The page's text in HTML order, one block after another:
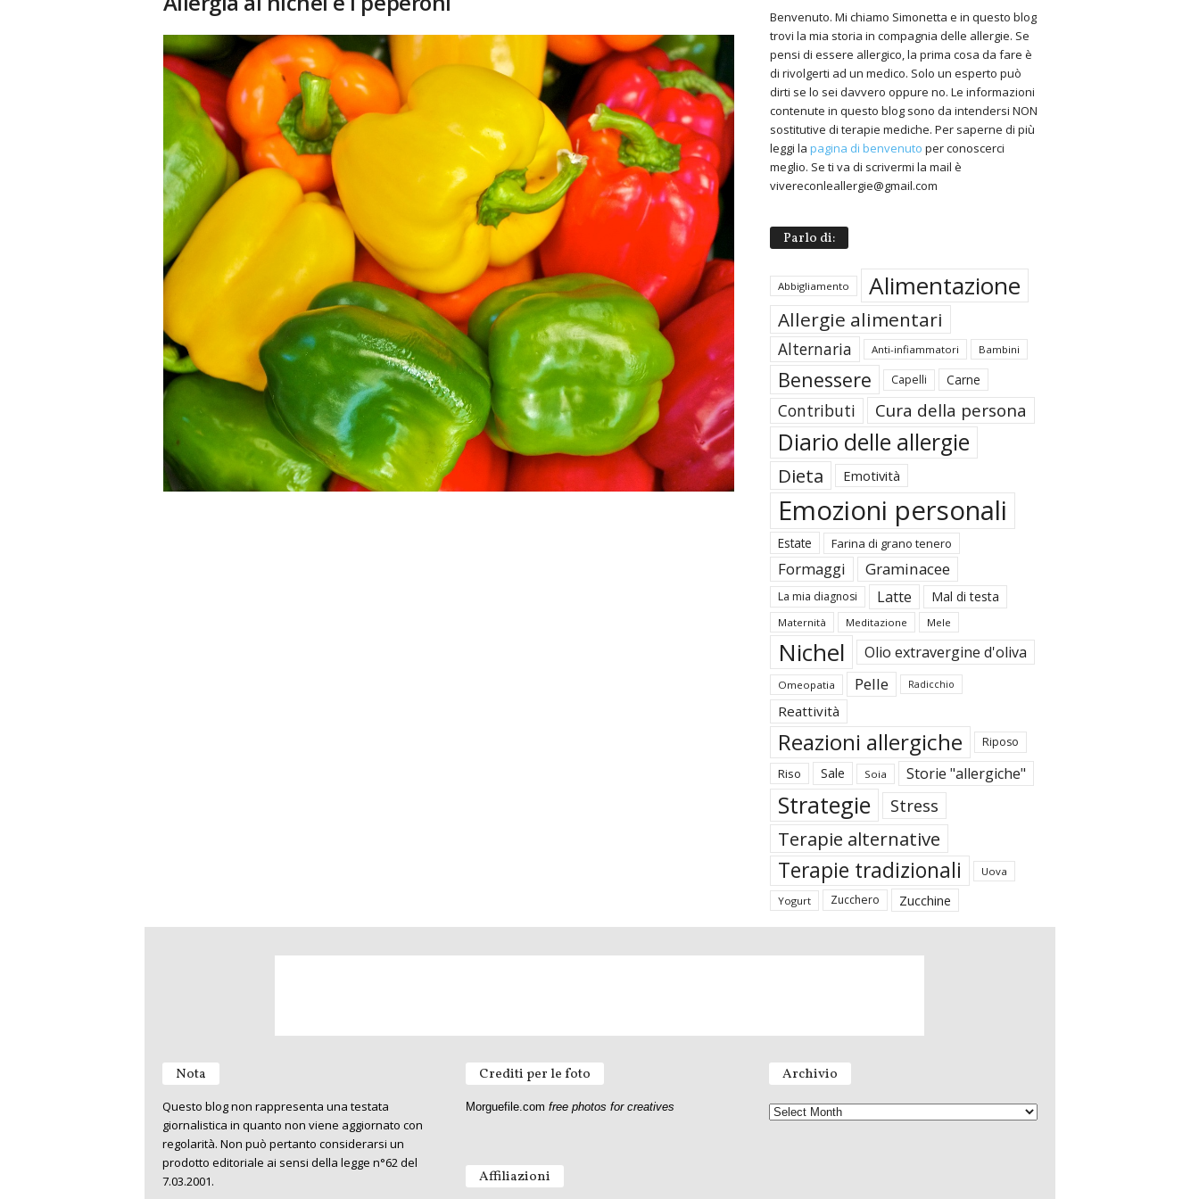
Benvenuto. Mi chiamo Simonetta e in questo blog
trovi la mia storia in compagnia delle allergie. Se
pensi di essere allergico, la prima cosa da fare è
di rivolgerti ad un medico. Solo un esperto può
dirti se lo sei davvero oppure no. Le informazioni
contenute in questo blog sono da intendersi NON
sostitutive di terapie mediche. Per saperne di più
leggi la pagina di benvenuto per conoscerci
meglio. Se ti va di scrivermi la mail è
vivereconleallergie@gmail.com
Parlo di:
Abbigliamento Alimentazione
Allergie alimentari
Alternaria Anti-infiammatori Bambini
Benessere Capelli Carne
Contributi Cura della persona
Diario delle allergie
Dieta Emotività
Emozioni personali
Estate Farina di grano tenero
Formaggi Graminacee
La mia diagnosi Latte Mal di testa
Maternità Meditazione Mele
Nichel Olio extravergine d'oliva
Omeopatia Pelle Radicchio
Reattività
Reazioni allergiche Riposo
Riso Sale Soia Storie "allergiche"
Strategie Stress
Terapie alternative
Terapie tradizionali Uova
Yogurt Zucchero Zucchine
Nota
Questo blog non rappresenta una testata
giornalistica in quanto non viene aggiornato con
regolarità. Non può pertanto considerarsi un
prodotto editoriale ai sensi della legge n°62 del
7.03.2001.
Crediti per le foto
Morguefile.com free photos for creatives
Affiliazioni
Archivio